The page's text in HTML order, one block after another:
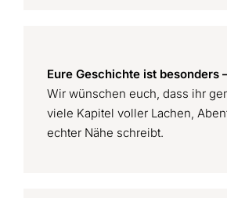
Eure Geschichte ist besonders
Wir wünschen euch, dass ihr
viele Kapitel voller Lachen,
echter Nähe schreibt.